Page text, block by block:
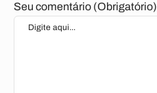
Seu comentário (Obrigatório)